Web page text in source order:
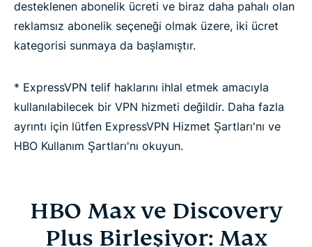
desteklenen abonelik ücreti ve biraz daha pahalı olan
reklamsız abonelik seçeneği olmak üzere, iki ücret
kategorisi sunmaya da başlamıştır.
* ExpressVPN telif haklarını ihlal etmek amacıyla
kullanılabilecek bir VPN hizmeti değildir. Daha fazla
ayrıntı için lütfen ExpressVPN Hizmet Şartları'nı ve
HBO Kullanım Şartları'nı okuyun.
HBO Max ve Discovery
Plus Birleşiyor: Max